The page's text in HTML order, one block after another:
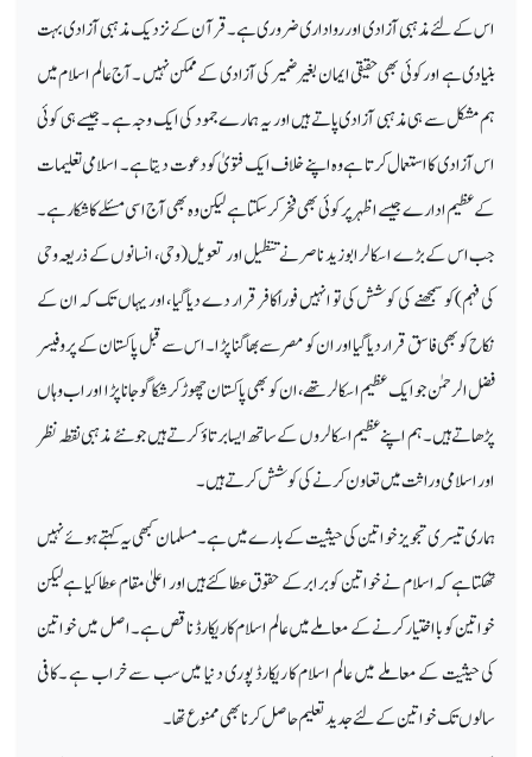
اس کےلئے مذہبی آزادی اور رواداری ضروری ہے ۔قرآن کے نزدیک مذہبی آزادی بہت
بنیادی ہے اور کوئی بھی حقیقی ایمان بغیر ضمیر کی آزادی کے ممکن نہیں ۔آج عالم اسلام میں
ہم مشکل سے ہی مذہبی آزادی پاتے ہیں اور یہ ہمارے جمود کی ایک وجہ ہے ۔جیسے ہی کوئی
اس آزادی کا استعمال کرتا ہے وہ اپنے خلاف ایک فتویٰ کو دعوت دیتا ہے ۔ اسلامی تعلیمات
کے عظیم ادارے جیسے اظہر پرکوئی بھی فخر کرسکتا ہے لیکن وہ بھی آج اسی مسئلے کا شکار ہے ۔
جب اس کے بڑے اسکالر ابوزید ناصر نے تنظیل اور تعویل (وحی، انسانوں کے ذریعہ وحی
کی فہم) کو سمجھنے کی کوشش کی تو انہیں فوراً کافر قرار دے دیا گیا ،اور یہاں تک کہ ان کے
نکاح کو بھی فاسق قرار دیا گیا اور ان کو مصر سے بھاگنا پڑا۔اس سے قبل پاکستان کے پروفیسر
فضل الرحمٰن جو ایک عظیم اسکالر تھے ،ان کو بھی پاکستان چھوڑ کر شکاگو جانا پڑا اور اب وہاں
پڑھاتے ہیں۔ ہم اپنے عظیم اسکالر وں کے ساتھ ایسا برتاؤ کرتے ہیں جو نئے مذہبی نقطہ نظر
اور اسلامی وراثت میں تعاون کرنے کی کوشش کرتے ہیں۔
ہماری تیسری تجویز خواتین کی حیثیت کے بارے میں ہے۔ مسلمان کبھی یہ کہتے ہوئے نہیں
تھکتا ہے کہ اسلام نے خواتین کو برابر کے حقوق عطا کئے ہیں اور اعلیٰ مقام عطا کیا ہے لیکن
خواتین کو بااختیار کرنے کے معاملے میں عالم اسلام کا ریکارڈ ناقص ہے۔ اصل میں خواتین
کی حیثیت کے معاملے میں عالم اسلام کا ریکارڈ پوری دنیا میں سب سے خراب ہے ۔کافی
سالوں تک خواتین کے لئے جدید تعلیم حاصل کرنا بھی ممنوع تھا۔